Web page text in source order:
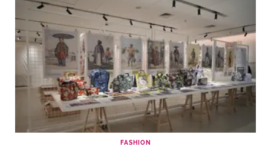
FASHION